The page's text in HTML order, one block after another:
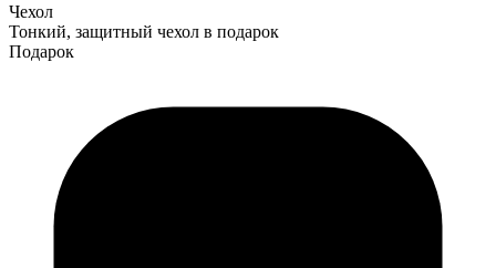
Чехол
Тонкий, защитный чехол в подарок
Подарок